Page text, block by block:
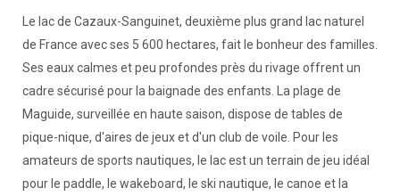
Le lac de Cazaux-Sanguinet, deuxième plus grand lac naturel
de France avec ses 5 600 hectares, fait le bonheur des familles.
Ses eaux calmes et peu profondes près du rivage offrent un
cadre sécurisé pour la baignade des enfants. La plage de
Maguide, surveillée en haute saison, dispose de tables de
pique-nique, d'aires de jeux et d'un club de voile. Pour les
amateurs de sports nautiques, le lac est un terrain de jeu idéal
pour le paddle, le wakeboard, le ski nautique, le canoe et la